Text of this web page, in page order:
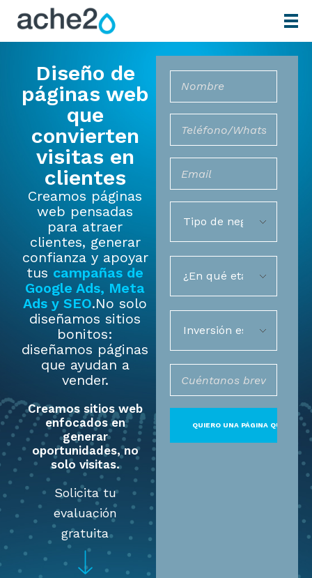
Diseño de
páginas web
que
convierten
visitas en
clientes
Creamos páginas
web pensadas
para atraer
clientes, generar
confianza y apoyar
tus campañas de
Google Ads, Meta
Ads y SEO.No solo
diseñamos sitios
bonitos:
diseñamos páginas
que ayudan a
vender.
Creamos sitios web
enfocados en
generar
oportunidades, no
solo visitas.
Solicita tu
evaluación
gratuita